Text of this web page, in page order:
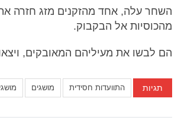
השחר עלה, אחד מהזקנים מזג חזרה
מהכוסיות אל הבקבוק.
הם לבשו את מעיליהם המאובקים,
תגיות התוועדות חסידית מושגים